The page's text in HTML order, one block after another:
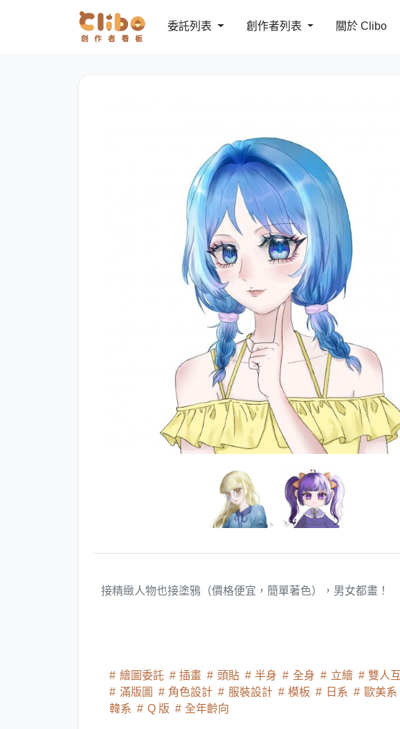
委託列表 創作者列表 關於 Clibo
接精緻人物也接塗鴉（價格便宜，簡單著色），男女都畫！
繪圖委託 插畫 頭貼 半身 全身 立繪
雙人
滿版圖
角色設計 服裝設計 模板 日系
歐美系
韓系
Q 版 全年齡向